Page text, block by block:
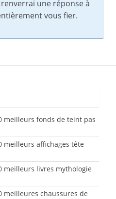
une réponse à
vous fier.
meilleurs fonds de teint pas
meilleurs affichages tête
meilleurs livres mythologie
meilleures chaussures de